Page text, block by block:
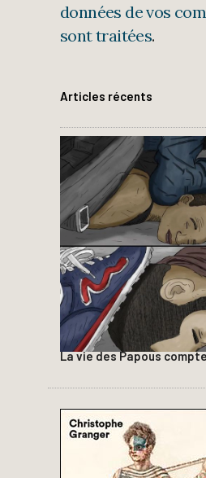
données de vos
sont traitées.
Articles récents
La vie des Papous